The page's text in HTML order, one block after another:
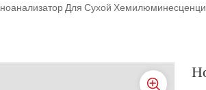
Для Сухой